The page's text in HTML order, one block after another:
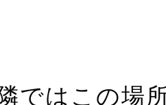
ではこの場